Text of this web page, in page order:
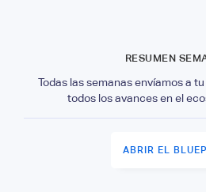
RESUMEN
Todas las semanas envíamos a
todos los avances en el
ABRIR EL